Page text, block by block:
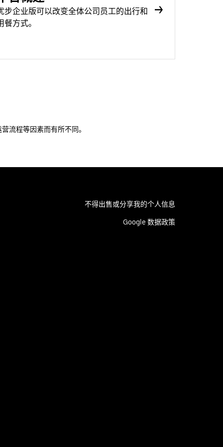
步企业版可以改变全体公司员工的出行和
餐方式。
流程等因素而有所不同。
不得出售或分享我的个人信息
Google 数据政策